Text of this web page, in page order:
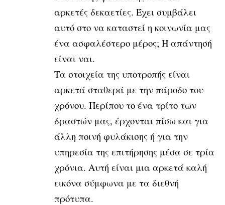
αρκετές δεκαετίες. Έχει συμβάλει
αυτό στο να καταστεί η κοινωνία μας
ένα ασφαλέστερο μέρος; Η απάντησή
είναι ναι.
Τα στοιχεία της υποτροπής είναι
αρκετά σταθερά με την πάροδο του
χρόνου. Περίπου το ένα τρίτο των
δραστών μας, έρχονται πίσω και για
άλλη ποινή φυλάκισης ή για την
υπηρεσία της επιτήρησης μέσα σε τρία
χρόνια. Αυτή είναι μια αρκετά καλή
εικόνα σύμφωνα με τα διεθνή
πρότυπα.